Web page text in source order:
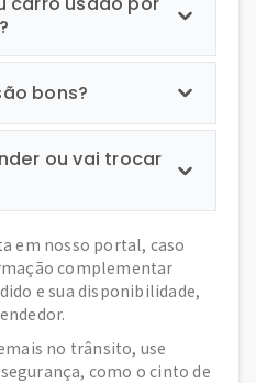
bons?
ou vai trocar
em nosso portal, caso
complementar
e sua disponibilidade,
no trânsito, use
como o cinto de